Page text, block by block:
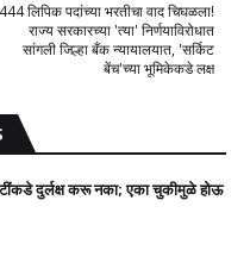
444 लिपिक पदांच्या भरतीचा वाद चिघळला!
राज्य सरकारच्या 'त्या' निर्णयाविरोधात
सांगली जिल्हा बँक न्यायालयात, 'सर्किट
बेंच'च्या भूमिकेकडे लक्ष
दुर्लक्ष करू नका; एका चुकीमुळे होऊ